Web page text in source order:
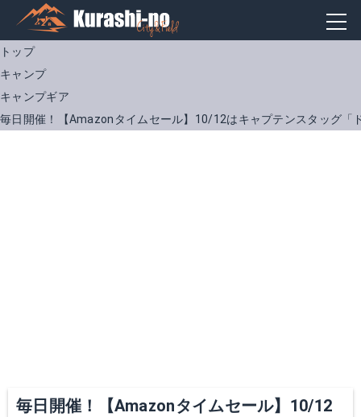
トップ
キャンプ
キャンプギア
毎日開催！【Amazonタイムセール】10/12はキャプテンスタッグ「
毎日開催！【Amazonタイムセール】10/12